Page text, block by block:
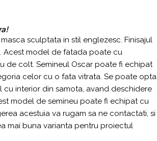
sculptata in stil englezesc. Finisajul
Acest model de fatada poate cu
de colt. Semineul Oscar poate fi echipat
celor cu o fata vitrata. Se poate opta
interior din samota, avand deschidere
model de semineu poate fi echipat cu
acestuia va rugam sa ne contactati, si
mai buna varianta pentru proiectul